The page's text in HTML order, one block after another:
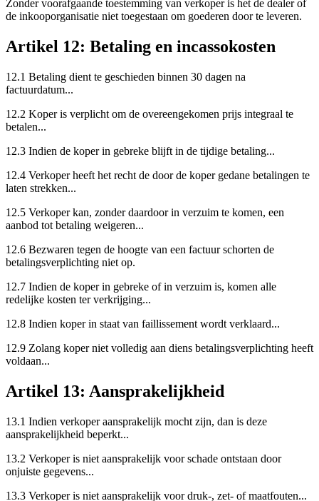
Zonder voorafgaande toestemming van verkoper is het de dealer of
de inkooporganisatie niet toegestaan om goederen door te leveren.
Artikel 12: Betaling en incassokosten
12.1 Betaling dient te geschieden binnen 30 dagen na
factuurdatum...
12.2 Koper is verplicht om de overeengekomen prijs integraal te
betalen...
12.3 Indien de koper in gebreke blijft in de tijdige betaling...
12.4 Verkoper heeft het recht de door de koper gedane betalingen te
laten strekken...
12.5 Verkoper kan, zonder daardoor in verzuim te komen, een
aanbod tot betaling weigeren...
12.6 Bezwaren tegen de hoogte van een factuur schorten de
betalingsverplichting niet op.
12.7 Indien de koper in gebreke of in verzuim is, komen alle
redelijke kosten ter verkrijging...
12.8 Indien koper in staat van faillissement wordt verklaard...
12.9 Zolang koper niet volledig aan diens betalingsverplichting heeft
voldaan...
Artikel 13: Aansprakelijkheid
13.1 Indien verkoper aansprakelijk mocht zijn, dan is deze
aansprakelijkheid beperkt...
13.2 Verkoper is niet aansprakelijk voor schade ontstaan door
onjuiste gegevens...
13.3 Verkoper is niet aansprakelijk voor druk-, zet- of maatfouten...